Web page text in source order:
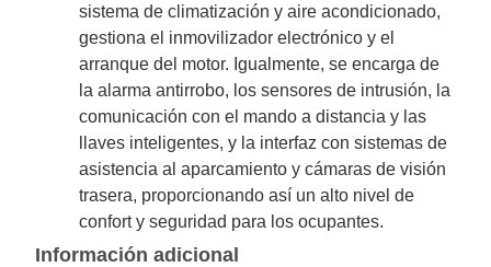
sistema de climatización y aire acondicionado,
gestiona el inmovilizador electrónico y el
arranque del motor. Igualmente, se encarga de
la alarma antirrobo, los sensores de intrusión, la
comunicación con el mando a distancia y las
llaves inteligentes, y la interfaz con sistemas de
asistencia al aparcamiento y cámaras de visión
trasera, proporcionando así un alto nivel de
confort y seguridad para los ocupantes.
Información adicional